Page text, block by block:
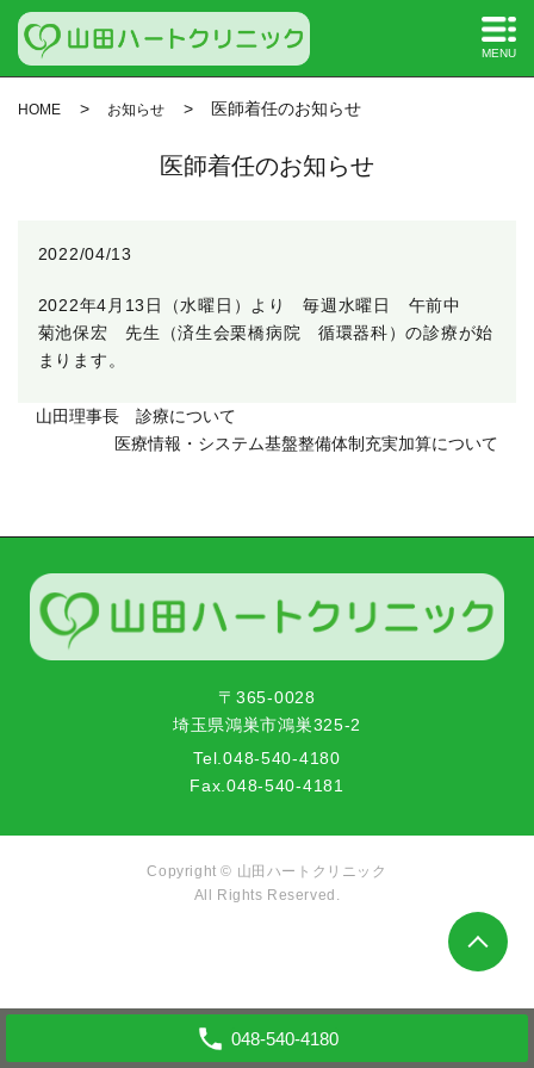
MENU
HOME お知らせ 医師着任のお知らせ
医師着任のお知らせ
2022/04/13
2022年4月13日（水曜日）より 毎週水曜日 午前中
菊池保宏 先生（済生会栗橋病院 循環器科）の診療が始
まります。
山田理事長 診療について
医療情報・システム基盤整備体制充実加算について
〒365-0028
埼玉県鴻巣市鴻巣325-2
Tel.048-540-4180
Fax.048-540-4181
Copyright © 山田ハートクリニック
All Rights Reserved.